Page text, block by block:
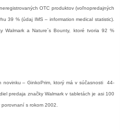
OTC produktov (voľnopredajných
39 % (údaj IMS – information medical statistic).
Walmark a Nature´s Bounty, ktoré tvoria 92 %
– GinkoPrim, ktorý má v súčasnosti 44-
predaja značky Walmark v tabletách je asi 100
s rokom 2002.